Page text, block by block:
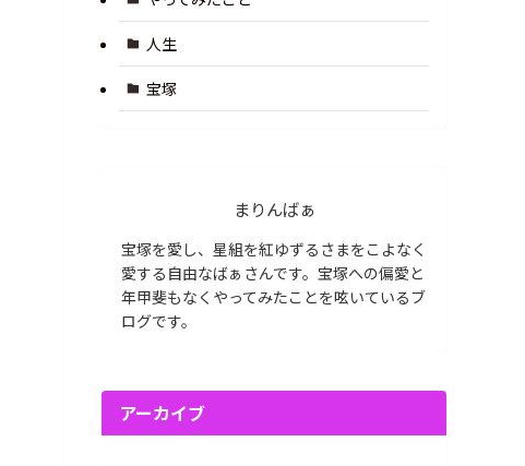
人生
宝塚
まりんばぁ
宝塚を愛し、星組を紅ゆずるさまをこよなく
愛する自由なばぁさんです。宝塚への偏愛と
年甲斐もなくやってみたことを呟いているブ
ログです。
アーカイブ